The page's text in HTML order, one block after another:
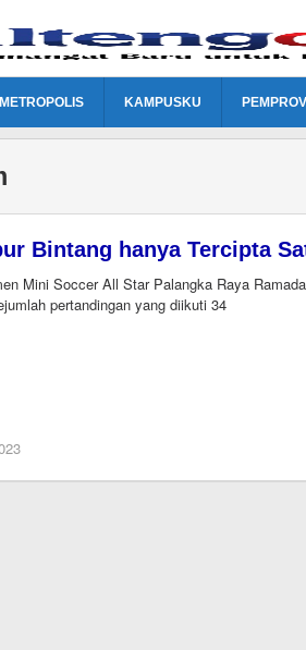
METROPOLIS KAMPUSKU
Bintang hanya Tercipta
Mini Soccer All Star Palangka Raya
pertandingan yang diikuti 34